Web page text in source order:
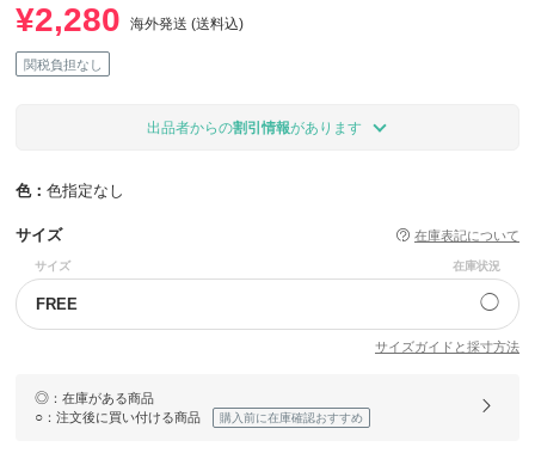
¥2,280 海外発送 (送料込)
関税負担なし
出品者からの割引情報があります
色： 色指定なし
サイズ 在庫表記について
サイズ 在庫状況
FREE ◯
サイズガイドと採寸方法
◎ ：在庫がある商品
○ ：注文後に買い付ける商品 購入前に在庫確認おすすめ